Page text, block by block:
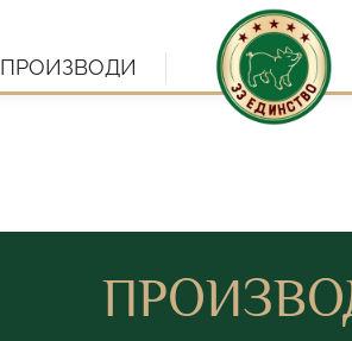
ПРОИЗВОДИ